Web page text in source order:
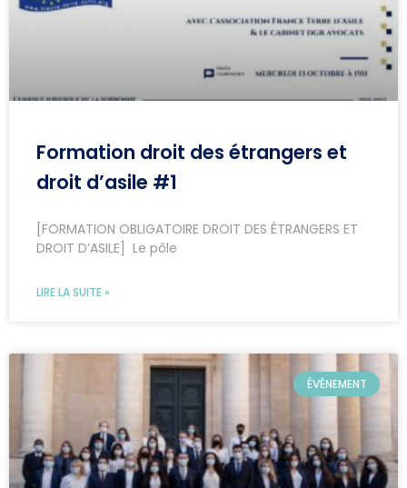
Formation droit des étrangers et
droit d’asile #1
[FORMATION OBLIGATOIRE DROIT DES ÉTRANGERS ET
DROIT D’ASILE] Le pôle
LIRE LA SUITE »
ÉVÉNEMENT